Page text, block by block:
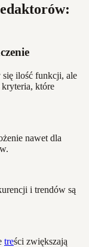
ilość funkcji, ale
które
nawet dla
i trendów są
treści zwiększają